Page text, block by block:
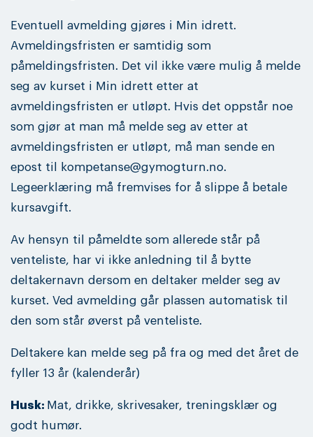
Eventuell avmelding gjøres i Min idrett.
Avmeldingsfristen er samtidig som
påmeldingsfristen. Det vil ikke være mulig å melde
seg av kurset i Min idrett etter at
avmeldingsfristen er utløpt. Hvis det oppstår noe
som gjør at man må melde seg av etter at
avmeldingsfristen er utløpt, må man sende en
epost til kompetanse@gymogturn.no.
Legeerklæring må fremvises for å slippe å betale
kursavgift.
Av hensyn til påmeldte som allerede står på
venteliste, har vi ikke anledning til å bytte
deltakernavn dersom en deltaker melder seg av
kurset. Ved avmelding går plassen automatisk til
den som står øverst på venteliste.
Deltakere kan melde seg på fra og med det året de
fyller 13 år (kalenderår)
Husk: Mat, drikke, skrivesaker, treningsklær og
godt humør.